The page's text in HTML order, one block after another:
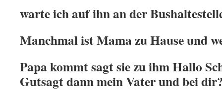
warte ich auf ihn an der
Manchmal ist Mama zu Hause und
Papa kommt sagt sie zu ihm Hallo
Gutsagt dann mein Vater und bei